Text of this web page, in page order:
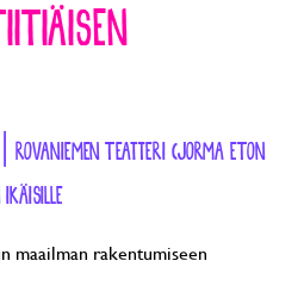
TEATTERI (JORMA ETON
maailman rakentumiseen